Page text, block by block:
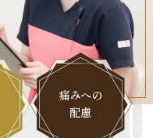
痛みへの
配慮